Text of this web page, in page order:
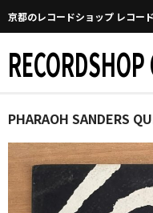
京都のレコードショップ レコー
RECORDSHOP
Home
マイページ
GGについて
PHARAOH SANDERS